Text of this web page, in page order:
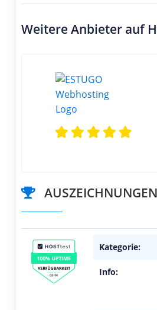
Weitere Anbieter auf
AUSZEICHNUNGEN
Kategorie:
Info: